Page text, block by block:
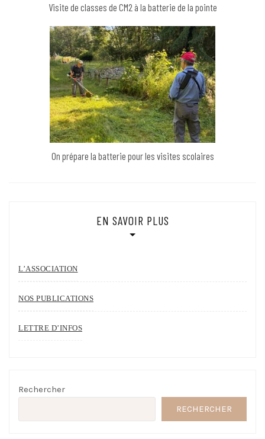
Visite de classes de CM2 à la batterie de la pointe
On prépare la batterie pour les visites scolaires
EN SAVOIR PLUS
L’ASSOCIATION
NOS PUBLICATIONS
LETTRE D’INFOS
Rechercher
RECHERCHER